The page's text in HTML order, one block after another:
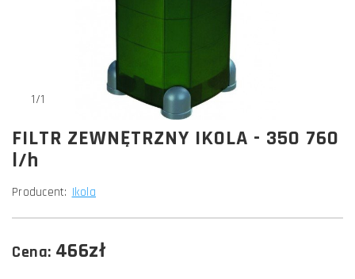
1/1
FILTR ZEWNĘTRZNY IKOLA - 350 760
l/h
Producent: Ikola
Cena: 466zł